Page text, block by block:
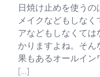
日焼け止めを使う
メイクなどもしな
アなどもしなくて
かりますよね。そ
果もあるオールイ
[…]